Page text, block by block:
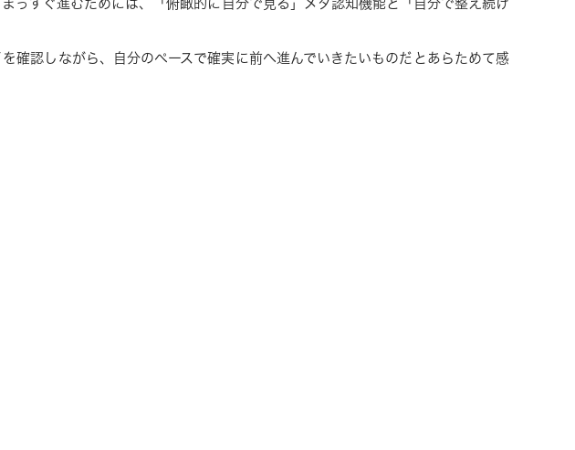
っすぐ進むためには、「俯瞰的に自分で見る」メタ認知機能と「自分で整え続け
確認しながら、自分のペースで確実に前へ進んでいきたいものだとあらためて感